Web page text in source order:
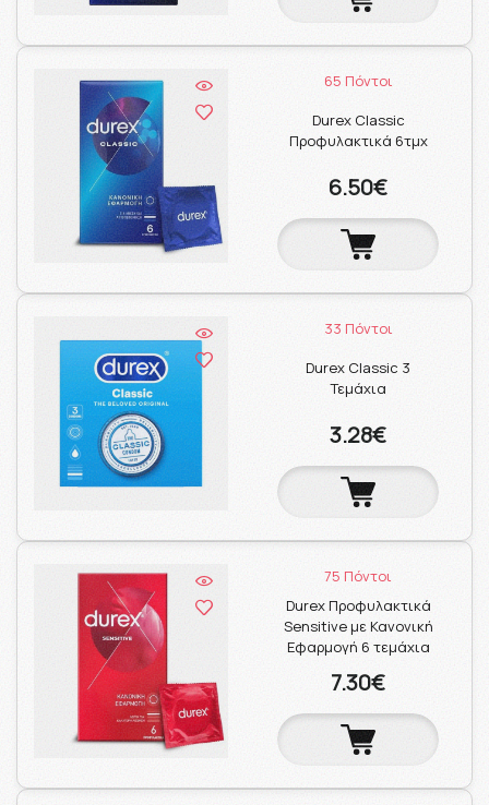
65 Πόντοι
Durex Classic
Προφυλακτικά 6τμχ
6.50€
33 Πόντοι
Durex Classic 3
Τεμάχια
3.28€
75 Πόντοι
Durex Προφυλακτικά
Sensitive με Κανονική
Εφαρμογή 6 τεμάχια
7.30€